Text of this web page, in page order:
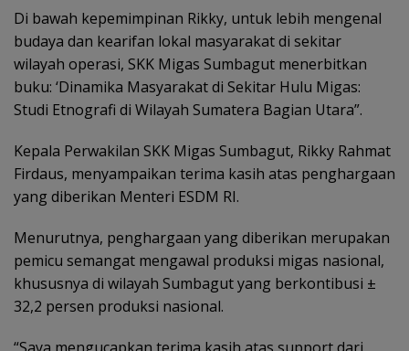
Di bawah kepemimpinan Rikky, untuk lebih mengenal
budaya dan kearifan lokal masyarakat di sekitar
wilayah operasi, SKK Migas Sumbagut menerbitkan
buku: ‘Dinamika Masyarakat di Sekitar Hulu Migas:
Studi Etnografi di Wilayah Sumatera Bagian Utara”.
Kepala Perwakilan SKK Migas Sumbagut, Rikky Rahmat
Firdaus, menyampaikan terima kasih atas penghargaan
yang diberikan Menteri ESDM RI.
Menurutnya, penghargaan yang diberikan merupakan
pemicu semangat mengawal produksi migas nasional,
khususnya di wilayah Sumbagut yang berkontibusi ±
32,2 persen produksi nasional.